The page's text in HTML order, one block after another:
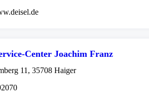
Center Joachim Franz
11, 35708 Haiger